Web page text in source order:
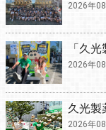
2026年
「久
2026年
久光
2026年